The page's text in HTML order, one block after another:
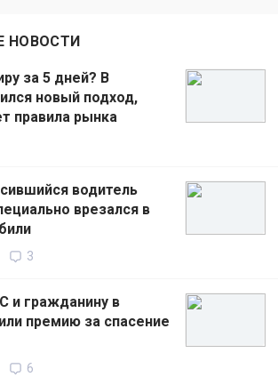
НОВОСТИ
за 5 дней? В
новый подход,
правила рынка
водитель
врезался в
3
и гражданину в
премию за спасение
6